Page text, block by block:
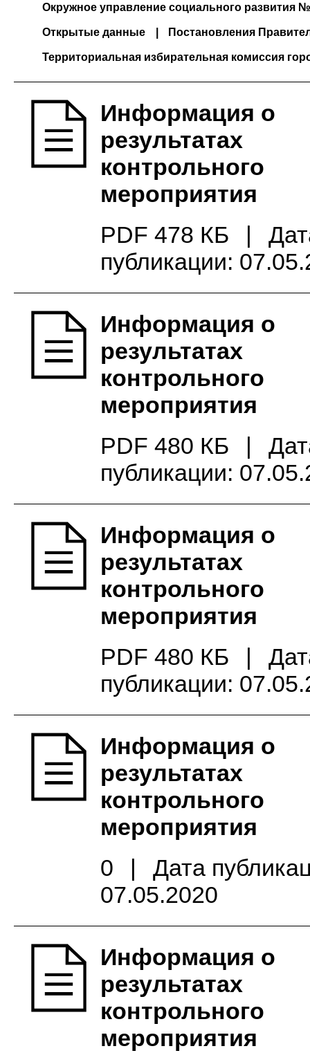
Окружное управление социального развития
Открытые данные Постановления
Территориальная избирательная комиссия
Информация о
результатах
контрольного
мероприятия
PDF 478 КБ
|
публикации:
Информация о
результатах
контрольного
мероприятия
PDF 480 КБ
|
публикации:
Информация о
результатах
контрольного
мероприятия
PDF 480 КБ
|
публикации:
Информация о
результатах
контрольного
мероприятия
0
|
Дата
07.05.2020
Информация о
результатах
контрольного
мероприятия